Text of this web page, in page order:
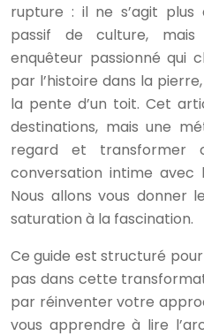
rupture : il ne s’agit plus
passif de culture,
enquêteur passionné qui
par l’histoire dans la
la pente d’un toit. Cet
destinations, mais une
regard et transformer
conversation intime avec
Nous allons vous donner
saturation à la fascination.
Ce guide est structuré
pas dans cette
par réinventer votre
vous apprendre à lire